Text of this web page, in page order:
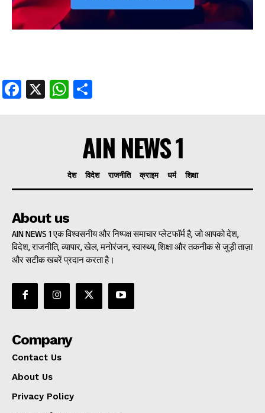
Facebook
X WhatsApp
AIN NEWS 1
देश विदेश राजनीति क्राइम धर्म शिक्षा
About us
AIN NEWS 1 एक विश्वसनीय और निष्पक्ष समाचार प्लेटफॉर्म है, जो आपको देश,
विदेश, राजनीति, व्यापार, खेल, मनोरंजन, स्वास्थ्य, शिक्षा और तकनीक से जुड़ी ताज़ा
और सटीक खबरें प्रदान करता है।
Company
Contact Us
About Us
Privacy Policy